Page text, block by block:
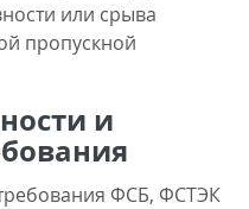
или срыва
пропускной
и
ФСБ, ФСТЭК